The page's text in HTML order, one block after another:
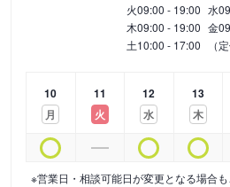
火09:00 - 19:00 水
木09:00 - 19:00 金
土10:00 - 17:00 （
10
月
11
火
12
水
13
木
※営業日・相談可能日が変更となる場合